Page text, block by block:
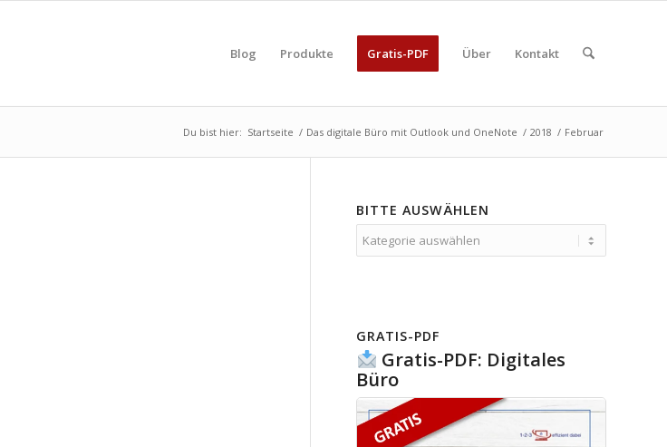
Blog Produkte Gratis-PDF Über Kontakt
Du bist hier: Startseite / Das digitale Büro mit Outlook und OneNote / 2018 / Februar
BITTE AUSWÄHLEN
auswählen
GRATIS-PDF
Gratis-PDF: Digitales
Büro